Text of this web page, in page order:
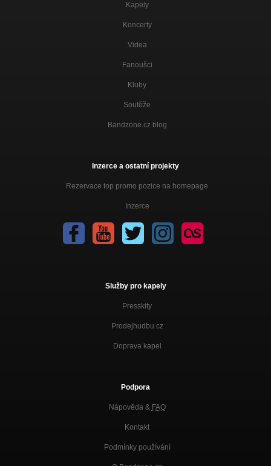
Kapely
Koncerty
Videa
Fanoušci
Kluby
Soutěže
Bandzone.cz blog
Inzerce a ostatní projekty
Rezervace top promo pozice na homepage
Inzerce
Služby pro kapely
Presskity
Prodejhudbu.cz
Doprava kapel
Podpora
Nápověda & FAQ
Kontakt
Podmínky používání